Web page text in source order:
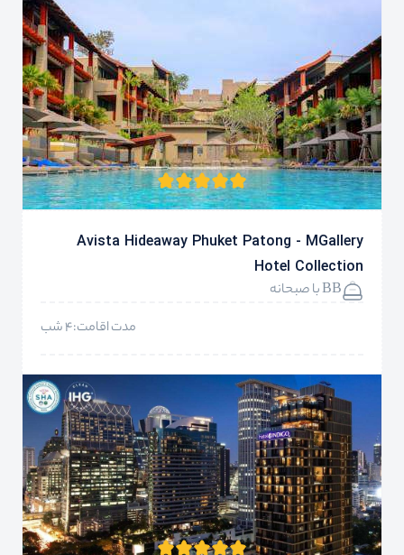
Avista Hideaway Phuket Patong - MGallery
Hotel Collection
BB با صبحانه
مدت اقامت:4 شب